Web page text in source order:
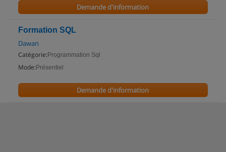
Demande d'information
Formation SQL
Dawan
Catégorie: Programmation Sql
Mode: Présentiel
Demande d'information